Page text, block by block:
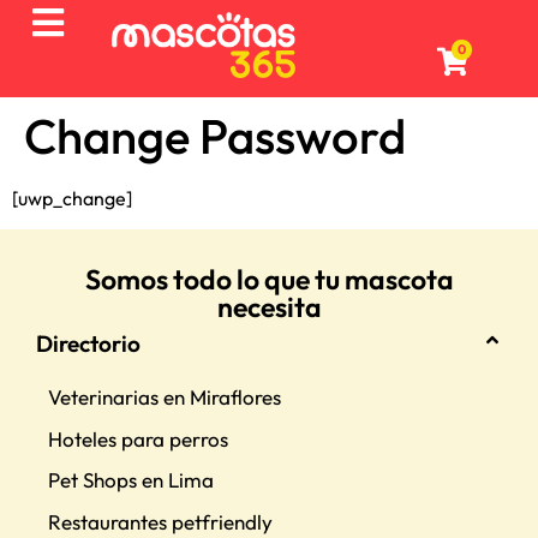
0
Change Password
[uwp_change]
Somos todo lo que tu mascota
necesita
Directorio
Veterinarias en Miraflores
Hoteles para perros
Pet Shops en Lima
Restaurantes petfriendly